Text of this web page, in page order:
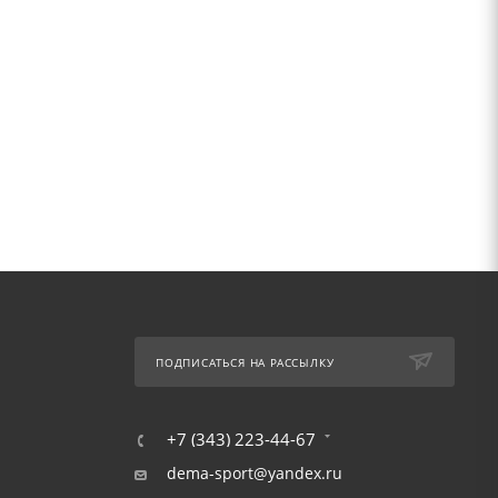
ПОДПИСАТЬСЯ НА РАССЫЛКУ
+7 (343) 223-44-67
dema-sport@yandex.ru